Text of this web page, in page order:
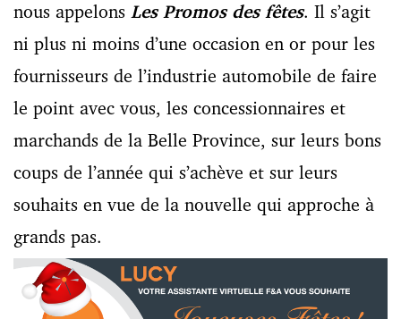
nous appelons Les Promos des fêtes. Il s’agit
ni plus ni moins d’une occasion en or pour les
fournisseurs de l’industrie automobile de faire
le point avec vous, les concessionnaires et
marchands de la Belle Province, sur leurs bons
coups de l’année qui s’achève et sur leurs
souhaits en vue de la nouvelle qui approche à
grands pas.